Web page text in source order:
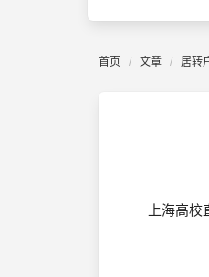
首页 文章 居转
上海高